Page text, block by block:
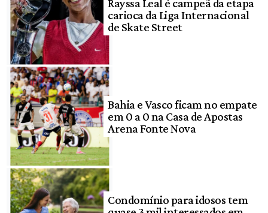
Rayssa Leal é campeã da etapa
carioca da Liga Internacional
de Skate Street
Bahia e Vasco ficam no empate
em 0 a 0 na Casa de Apostas
Arena Fonte Nova
Condomínio para idosos tem